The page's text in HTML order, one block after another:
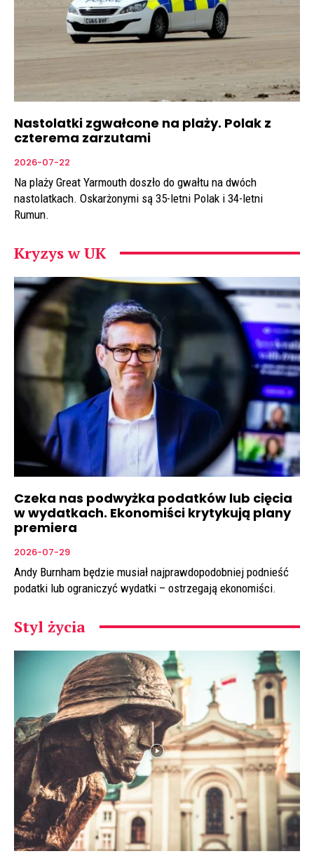
Nastolatki zgwałcone na plaży. Polak z
czterema zarzutami
2026-07-22
Na plaży Great Yarmouth doszło do gwałtu na dwóch
nastolatkach. Oskarżonymi są 35-letni Polak i 34-letni
Rumun.
Kryzys w UK
Czeka nas podwyżka podatków lub cięcia
w wydatkach. Ekonomiści krytykują plany
premiera
2026-07-29
Andy Burnham będzie musiał najprawdopodobniej podnieść
podatki lub ograniczyć wydatki – ostrzegają ekonomiści.
Styl życia